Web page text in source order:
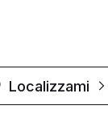
Localizzami